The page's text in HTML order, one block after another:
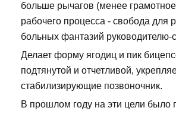
больше рычагов (менее
рабочего процесса - свобода для
больных фантазий руководителю-
Делает форму ягодиц и пик
подтянутой и отчетливой,
стабилизирующие позвоночник.
В прошлом году на эти цели было